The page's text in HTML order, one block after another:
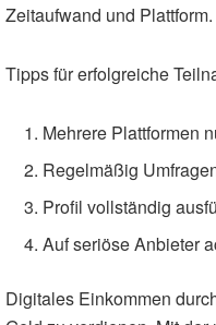
Zeitaufwand und Plattform.
Tipps für erfolgreiche
Mehrere Plattformen
Regelmäßig
Profil vollständig
Auf seriöse Anbieter
Digitales Einkommen